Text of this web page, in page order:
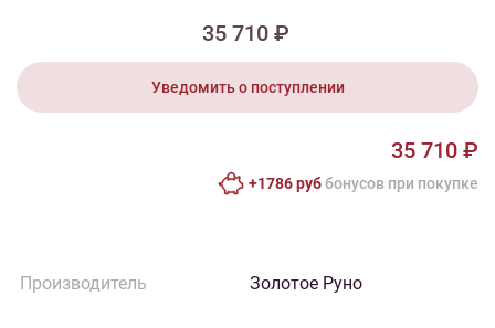
35 710 ₽
Уведомить о поступлении
35 710 ₽
+1786 руббонусов при покупке
Производитель Золотое Руно